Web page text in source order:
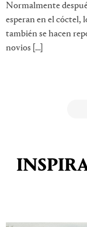
Normalmente
esperan en el cóctel,
también se hacen
novios […]